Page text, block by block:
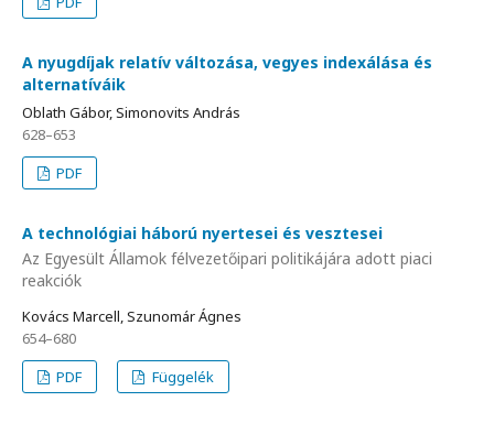
A nyugdíjak relatív változása, vegyes indexálása és
alternatíváik
Oblath Gábor, Simonovits András
628–653
PDF
A technológiai háború nyertesei és vesztesei
Az Egyesült Államok félvezetőipari politikájára adott piaci
reakciók
Kovács Marcell, Szunomár Ágnes
654–680
PDF
Függelék